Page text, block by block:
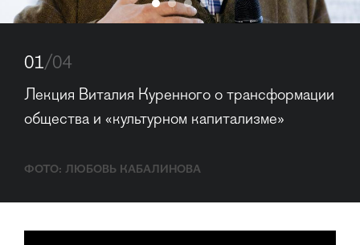
01/04
Лекция Виталия Куренного о трансформации
общества и «культурном капитализме»
ФОТО: ЛЮБОВЬ КАБАЛИНОВА